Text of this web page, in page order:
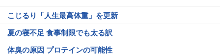
こじるり「人生最高体重」を更新
夏の寝不足 食事制限でも太る訳
体臭の原因 プロテインの可能性